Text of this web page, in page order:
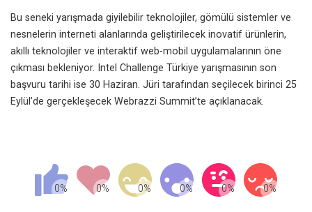
Bu seneki yarışmada giyilebilir teknolojiler, gömülü sistemler ve
nesnelerin interneti alanlarında geliştirilecek inovatif ürünlerin,
akıllı teknolojiler ve interaktif web-mobil uygulamalarının öne
çıkması bekleniyor. Intel Challenge Türkiye yarışmasının son
başvuru tarihi ise 30 Haziran. Jüri tarafından seçilecek birinci 25
Eylül’de gerçekleşecek Webrazzi Summit’te açıklanacak.